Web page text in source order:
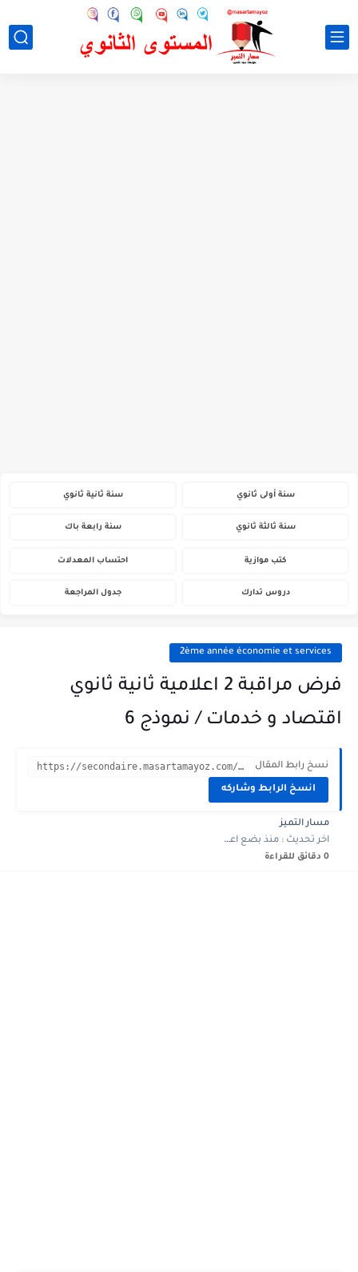
سنة أولى ثانوي سنة ثانية ثانوي
سنة ثالثة ثانوي سنة رابعة باك
كتب موازية احتساب المعدلات
دروس تدارك جدول المراجعة
2ème année économie et services
فرض مراقبة 2 اعلامية ثانية ثانوي
اقتصاد و خدمات / نموذج 6
نسخ رابط المقال https://secondaire.masartamayoz.com/2024/01/devoir-controle-2-informatique-2eme-annee-economie-gestion-6.html?m=1
انسخ الرابط وشاركه
مسار التميز
اخر تحديث :منذ بضع اعوام
0 دقائق للقراءة